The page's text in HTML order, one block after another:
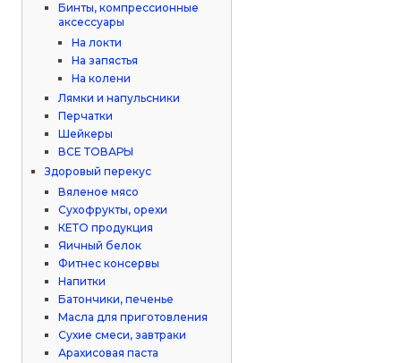
Бинты, компрессионные
аксессуары
На локти
На запястья
На колени
Лямки и напульсники
Перчатки
Шейкеры
ВСЕ ТОВАРЫ
Здоровый перекус
Вяленое мясо
Сухофрукты, орехи
КЕТО продукция
Яичный белок
Фитнес консервы
Напитки
Батончики, печенье
Масла для приготовления
Сухие смеси, завтраки
Арахисовая паста